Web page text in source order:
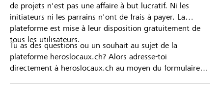
de projets n'est pas une affaire à but lucratif. Ni les
initiateurs ni les parrains n'ont de frais à payer. La
plateforme est mise à leur disposition gratuitement de
tous les utilisateurs.
Tu as des questions ou un souhait au sujet de la
plateforme heroslocaux.ch? Alors adresse-toi
directement à heroslocaux.ch au moyen du formulaire